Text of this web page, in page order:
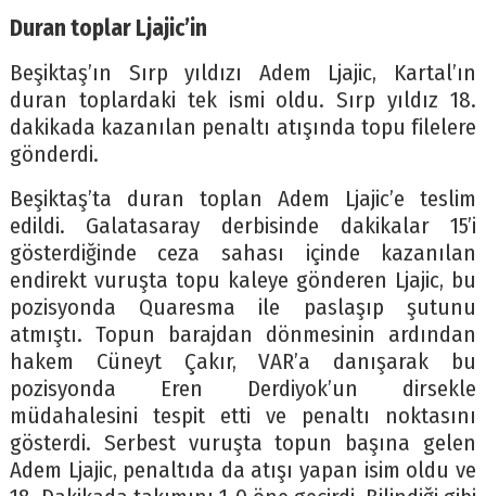
Duran toplar Ljajic’in
Beşiktaş’ın Sırp yıldızı Adem Ljajic, Kartal’ın
duran toplardaki tek ismi oldu. Sırp yıldız 18.
dakikada kazanılan penaltı atışında topu filelere
gönderdi.
Beşiktaş’ta duran toplan Adem Ljajic’e teslim
edildi. Galatasaray derbisinde dakikalar 15’i
gösterdiğinde ceza sahası içinde kazanılan
endirekt vuruşta topu kaleye gönderen Ljajic, bu
pozisyonda Quaresma ile paslaşıp şutunu
atmıştı. Topun barajdan dönmesinin ardından
hakem Cüneyt Çakır, VAR’a danışarak bu
pozisyonda Eren Derdiyok’un dirsekle
müdahalesini tespit etti ve penaltı noktasını
gösterdi. Serbest vuruşta topun başına gelen
Adem Ljajic, penaltıda da atışı yapan isim oldu ve